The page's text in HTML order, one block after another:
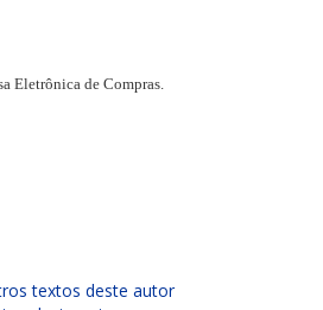
Eletrônica de Compras.
textos deste autor